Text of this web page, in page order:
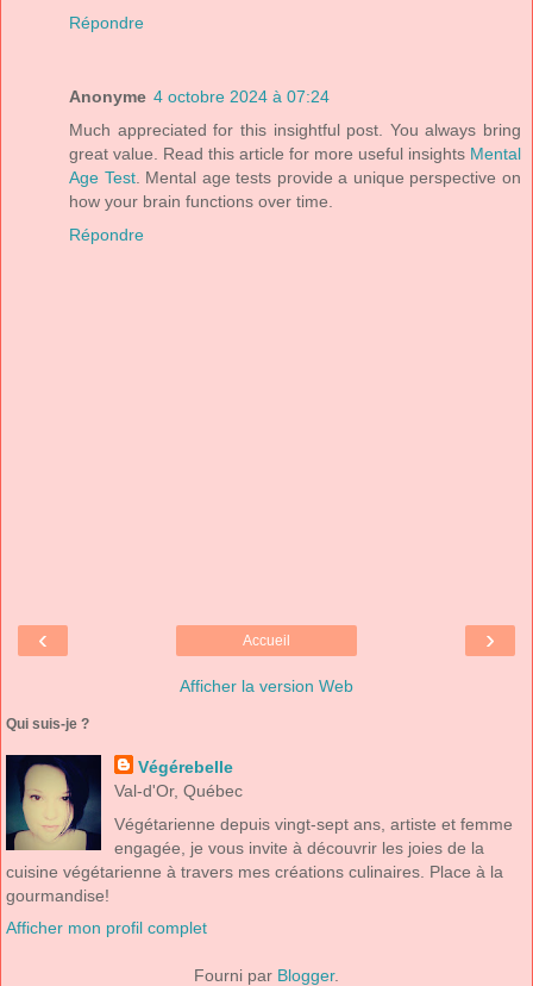
Répondre
Anonyme 4 octobre 2024 à 07:24
Much appreciated for this insightful post. You always bring
great value. Read this article for more useful insights Mental
Age Test. Mental age tests provide a unique perspective on
how your brain functions over time.
Répondre
‹ ›
Accueil
Afficher la version Web
Qui suis-je ?
Végérebelle
Val-d'Or, Québec
Végétarienne depuis vingt-sept ans, artiste et femme
engagée, je vous invite à découvrir les joies de la
cuisine végétarienne à travers mes créations culinaires. Place à la
gourmandise!
Afficher mon profil complet
Fourni par Blogger.